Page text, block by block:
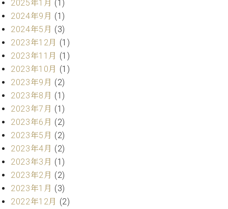
ュ
タ
イ
ン
コ
ン
サ
ト
ア
ッ
プ
ラ
イ
ト
ピ
ア
ノ
入
績
音
楽
教
室
ご
愛
者
の
声
ク
ル
楽
教
室
京
長
ご
挨
拶
展
情
報
ホー
ル・
スタ
ジオ
レン
タル
ホー
2025年1月 (1)
2024年9月 (1)
2024年5月 (3)
2023年12月 (1)
2023年11月 (1)
2023年10月 (1)
2023年9月 (2)
2023年8月 (1)
2023年7月 (1)
2023年6月 (2)
2023年5月 (2)
2023年4月 (2)
2023年3月 (1)
2023年2月 (2)
2023年1月 (3)
2022年12月 (2)